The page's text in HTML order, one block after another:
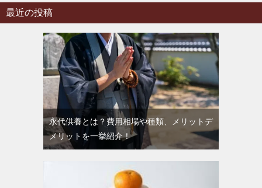
最近の投稿
永代供養とは？費用相場や種類、メリットデ
メリットを一挙紹介！